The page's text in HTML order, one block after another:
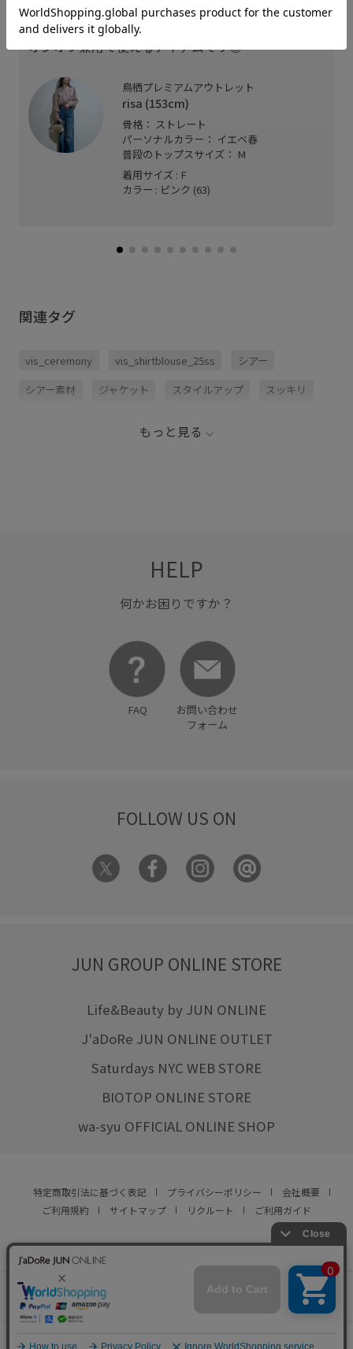
0
シアー感と女性らしさを兼ね備えたブラウス♡
フリルとシアーが華やかな印象に！
オンオフ兼用で使えるアイテムです◎
鳥栖プレミアムアウトレット
risa (153cm)
骨格： ストレート
パーソナルカラー： イエベ春
普段のトップスサイズ： M
着用サイズ : F
カラー : ピンク (63)
関連タグ
vis_ceremony vis_shirtblouse_25ss シアー
シアー素材 ジャケット スタイルアップ スッキリ
もっと見る
HELP
何かお困りですか？
FAQ
お問い合わせ
フォーム
FOLLOW US ON
JUN GROUP ONLINE STORE
Life&Beauty by JUN ONLINE
J'aDoRe JUN ONLINE OUTLET
Saturdays NYC WEB STORE
BIOTOP ONLINE STORE
wa-syu OFFICIAL ONLINE SHOP
特定商取引法に基づく表記 プライバシーポリシー
会社概要
ご利用規約
サイトマップ リクルート ご利用ガイド
© JUN CO.,LTD. ALL RIGHTS RESERVED.
店舗在庫
をみる
この商品は現在販売しておりません